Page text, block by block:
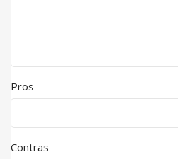
Pros
Contras